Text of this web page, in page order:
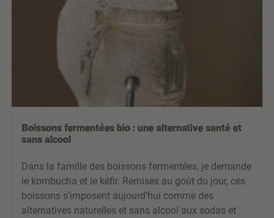
Boissons fermentées bio : une alternative santé et
sans alcool
Dans la famille des boissons fermentées, je demande
le kombucha et le kéfir. Remises au goût du jour, ces
boissons s’imposent aujourd’hui comme des
alternatives naturelles et sans alcool aux sodas et